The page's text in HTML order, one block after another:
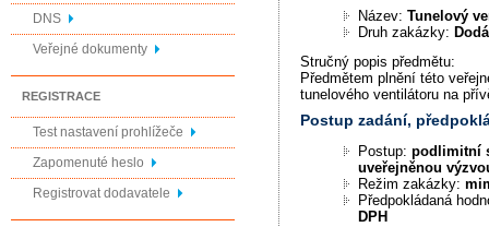
DNS
Veřejné dokumenty
REGISTRACE
Test nastavení prohlížeče
Zapomenuté heslo
Registrovat dodavatele
Název:Tunelový
Druh zakázky:
Stručný popis předmětu:
Předmětem plnění této
tunelového ventilátoru na
Postup zadání,
Postup:podlimitní
uveřejněnou
Režim zakázky:
Předpokládaná
DPH